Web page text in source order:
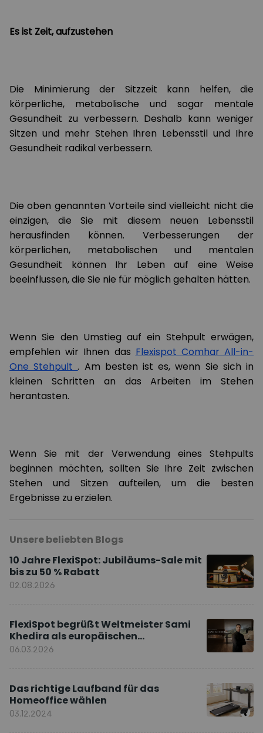
Es ist Zeit, aufzustehen
Die Minimierung der Sitzzeit kann helfen, die
körperliche, metabolische und sogar mentale
Gesundheit zu verbessern. Deshalb kann weniger
Sitzen und mehr Stehen Ihren Lebensstil und Ihre
Gesundheit radikal verbessern.
Die oben genannten Vorteile sind vielleicht nicht die
einzigen, die Sie mit diesem neuen Lebensstil
herausfinden können. Verbesserungen der
körperlichen, metabolischen und mentalen
Gesundheit können Ihr Leben auf eine Weise
beeinflussen, die Sie nie für möglich gehalten hätten.
Wenn Sie den Umstieg auf ein Stehpult erwägen,
empfehlen wir Ihnen das Flexispot Comhar All-in-
One Stehpult . Am besten ist es, wenn Sie sich in
kleinen Schritten an das Arbeiten im Stehen
herantasten.
Wenn Sie mit der Verwendung eines Stehpults
beginnen möchten, sollten Sie Ihre Zeit zwischen
Stehen und Sitzen aufteilen, um die besten
Ergebnisse zu erzielen.
Unsere beliebten Blogs
10 Jahre FlexiSpot: Jubiläums-Sale mit
bis zu 50 % Rabatt
02.08.2026
FlexiSpot begrüßt Weltmeister Sami
Khedira als europäischen
Markenbotschafter
06.03.2026
Das richtige Laufband für das
Homeoffice wählen
03.12.2024